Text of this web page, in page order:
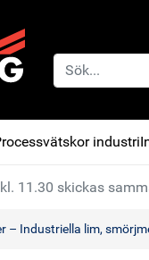
industri
11.30 skickas
– Industriella lim,